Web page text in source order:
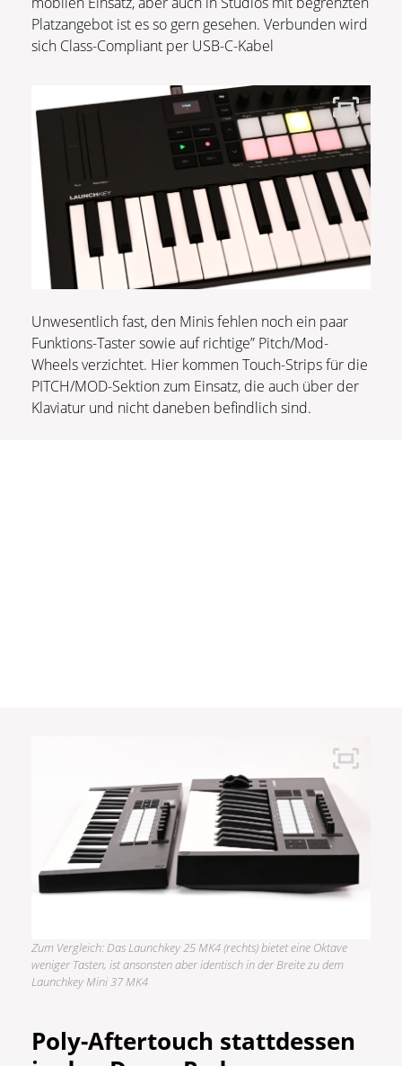
Platzangebot ist es so gern gesehen. Verbunden wird
sich Class-Compliant per USB-C-Kabel
Unwesentlich fast, den Minis fehlen noch ein paar
Funktions-Taster sowie auf richtige” Pitch/Mod-
Wheels verzichtet. Hier kommen Touch-Strips für die
PITCH/MOD-Sektion zum Einsatz, die auch über der
Klaviatur und nicht daneben befindlich sind.
Zum Vergleich: Das Launchkey 25 MK4 (rechts) bietet eine Oktave
weniger Tasten, ist ansonsten aber identisch in der Breite zu dem
Launchkey Mini 37 MK4
Poly-Aftertouch stattdessen